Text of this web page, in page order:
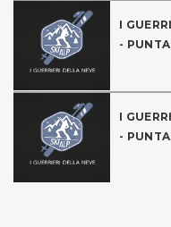
I
-
I
-